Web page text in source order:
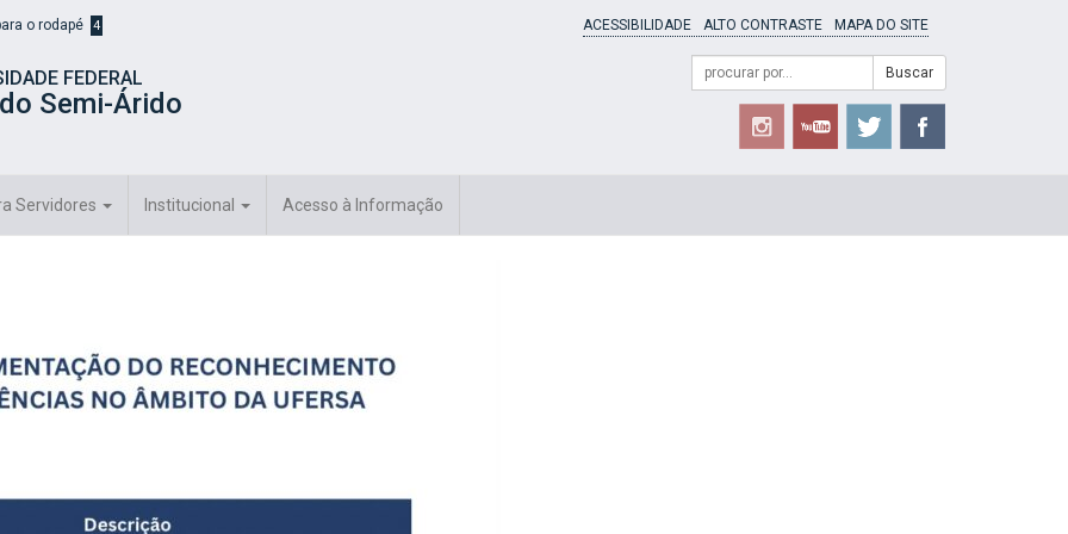
o rodapé 4 ACESSIBILIDADE ALTO CONTRASTE MAPA DO SITE
FEDERAL
Semi-Árido
Formulário
Busca
Campo
de
Buscar
Servidores Institucional Acesso à Informação